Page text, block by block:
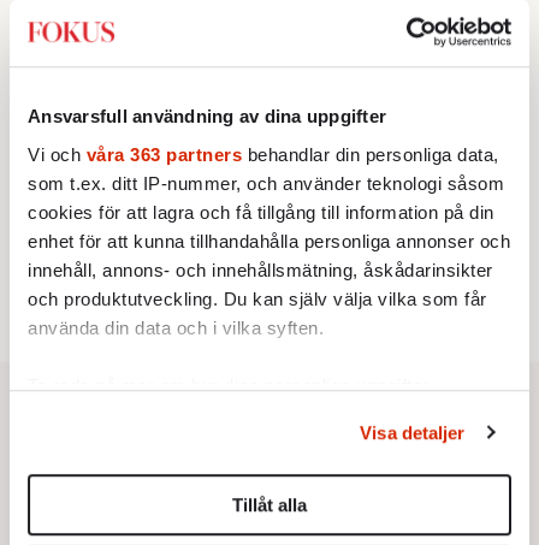
Ansvarsfull användning av dina uppgifter
Vi och våra 363 partners behandlar din personliga data,
som t.ex. ditt IP-nummer, och använder teknologi såsom
cookies för att lagra och få tillgång till information på din
enhet för att kunna tillhandahålla personliga annonser och
innehåll, annons- och innehållsmätning, åskådarinsikter
och produktutveckling. Du kan själv välja vilka som får
använda din data och i vilka syften.
Ta reda på mer om hur dina personliga uppgifter
Du kan ändra eller dra tillbaka ditt samtycke när som
helst från cookie-förklaringen.
Vi använder enhetsidentifierare för att anpassa innehållet
Visa detaljer
Tillåt alla
3.Frans Wachtmeister:
Ja, AC är ett hot mot den
alla om att vara arbetarklass
INRIKES
5.Vattenbristen är här – men var femte liter läcker
ut
Av: Susanne Gäre
6.Sakine Madon:Efter islamistdådet oroar sig
vänstern för Agnes Wold